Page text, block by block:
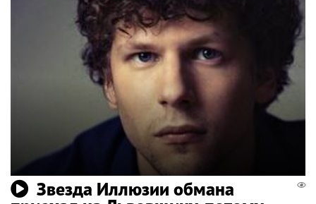
Звезда Иллюзии обмана